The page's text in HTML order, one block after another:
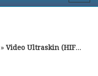
la
» Video Ultraskin (HIFU) par le Dr Naouri